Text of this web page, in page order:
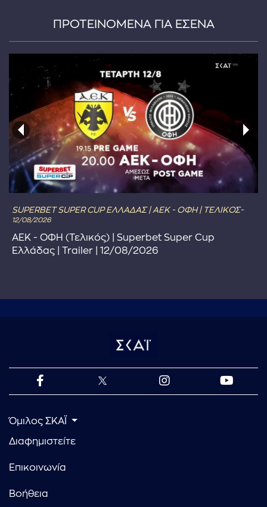
ΠΡΟΤΕΙΝΟΜΕΝΑ ΓΙΑ ΕΣΕΝΑ
SUPERBET SUPER CUP ΕΛΛΑΔΑΣ | ΑΕΚ - ΟΦΗ | ΤΕΛΙΚΟΣ-
12/08/2026
ΑΕΚ - ΟΦΗ (Τελικός) | Superbet Super Cup
Ελλάδας | Trailer | 12/08/2026
Όμιλος ΣΚΑΪ
Διαφημιστείτε
Επικοινωνία
Βοήθεια